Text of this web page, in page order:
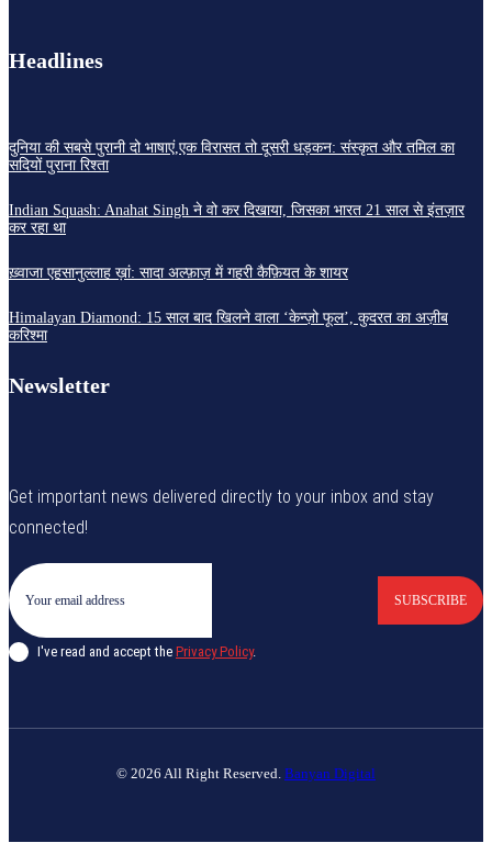
Headlines
दुनिया की सबसे पुरानी दो भाषाएं,एक विरासत तो दूसरी धड़कन: संस्कृत और तमिल का
सदियों पुराना रिश्ता
Indian Squash: Anahat Singh ने वो कर दिखाया, जिसका भारत 21 साल से इंतज़ार
कर रहा था
ख़्वाजा एहसानुल्लाह ख़ां: सादा अल्फ़ाज़ में गहरी कैफ़ियत के शायर
Himalayan Diamond: 15 साल बाद खिलने वाला ‘केन्ज़ो फूल’, कुदरत का अज़ीब
करिश्मा
Newsletter
Get important news delivered directly to your inbox and stay
connected!
SUBSCRIBE
I've read and accept the Privacy Policy.
© 2026 All Right Reserved. Banyan Digital